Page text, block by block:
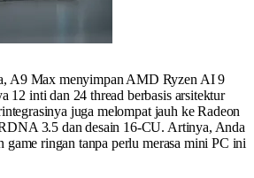
A9 Max menyimpan AMD Ryzen AI 9
12 inti dan 24 thread berbasis arsitektur
juga melompat jauh ke Radeon
3.5 dan desain 16-CU. Artinya, Anda
game ringan tanpa perlu merasa mini PC ini